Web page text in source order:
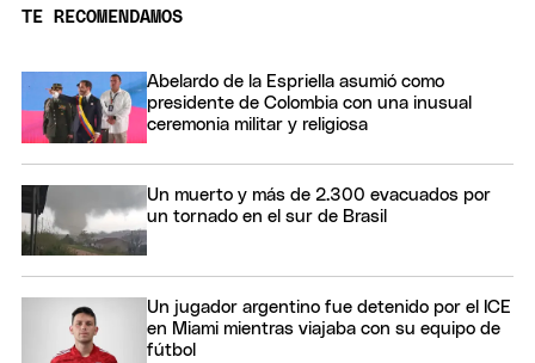
TE RECOMENDAMOS
Abelardo de la Espriella asumió como
presidente de Colombia con una inusual
ceremonia militar y religiosa
Un muerto y más de 2.300 evacuados por
un tornado en el sur de Brasil
Un jugador argentino fue detenido por el ICE
en Miami mientras viajaba con su equipo de
fútbol